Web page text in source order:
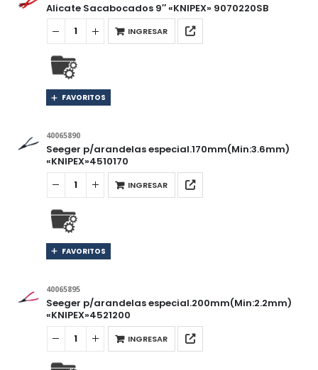
Alicate Sacabocados 9″ «KNIPEX» 9070220SB
INGRESAR
FAVORITOS
40065890
Seeger p/arandelas especial.170mm(Min:3.6mm)
«KNIPEX»4510170
INGRESAR
FAVORITOS
40065895
Seeger p/arandelas especial.200mm(Min:2.2mm)
«KNIPEX»4521200
INGRESAR